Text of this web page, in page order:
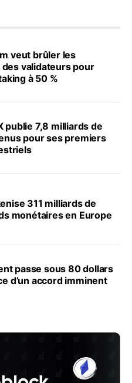
veut brûler les
validateurs pour
à 50 %
publie 7,8 milliards de
pour ses premiers
311 milliards de
monétaires en Europe
passe sous 80 dollars
d’un accord imminent